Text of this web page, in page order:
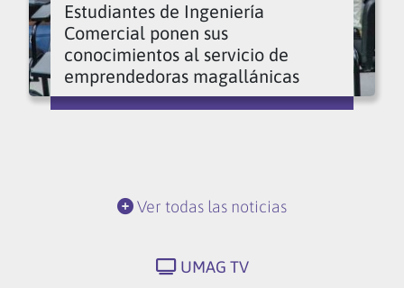
Estudiantes de Ingeniería
Comercial ponen sus
conocimientos al servicio de
emprendedoras magallánicas
Ver todas las noticias
UMAG TV